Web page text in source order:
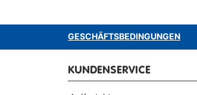
GESCHÄFTSBEDINGUNGEN
KUNDENSERVICE